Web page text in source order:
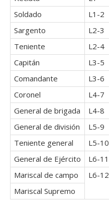
Soldado
L1-2
Sargento
L2-3
Teniente
L2-4
Capitán
L3-5
Comandante
L3-6
Coronel
L4-7
General de brigada
L4-8
General de división
L5-9
Teniente general
L5-10
General de Ejército
L6-11
Mariscal de campo
L6-12
Mariscal Supremo